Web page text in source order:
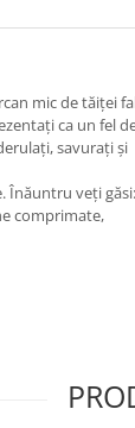
mic de tăiței
ca un fel
savurați și
Înăuntru veți găsi:
comprimate,